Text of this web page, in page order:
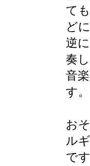
て
ど
逆
奏
音
す。
お
ル
で